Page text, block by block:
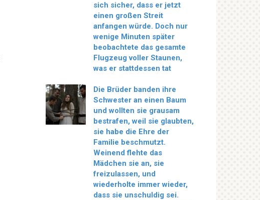
sich sicher, dass er jetzt
einen großen Streit
anfangen würde. Doch nur
wenige Minuten später
beobachtete das gesamte
Flugzeug voller Staunen,
was er stattdessen tat
Die Brüder banden ihre
Schwester an einen Baum
und wollten sie grausam
bestrafen, weil sie glaubten,
sie habe die Ehre der
Familie beschmutzt.
Weinend flehte das
Mädchen sie an, sie
freizulassen, und
wiederholte immer wieder,
dass sie unschuldig sei.